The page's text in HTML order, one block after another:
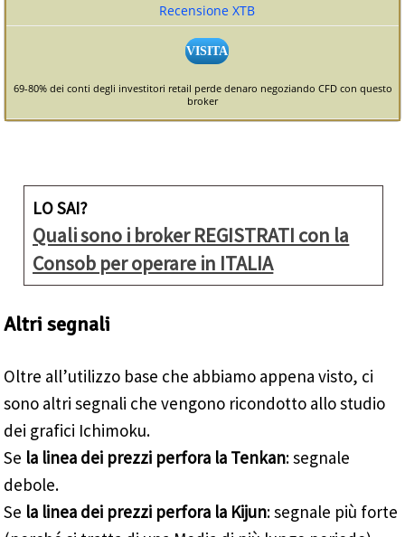
Recensione XTB
VISITA
69-80% dei conti degli investitori retail perde denaro negoziando CFD con questo
broker
LO SAI?
Quali sono i broker REGISTRATI con la
Consob per operare in ITALIA
Altri segnali
Oltre all’utilizzo base che abbiamo appena visto, ci
sono altri segnali che vengono ricondotto allo studio
dei grafici Ichimoku.
Se la linea dei prezzi perfora la Tenkan: segnale
debole.
Se la linea dei prezzi perfora la Kijun: segnale più forte